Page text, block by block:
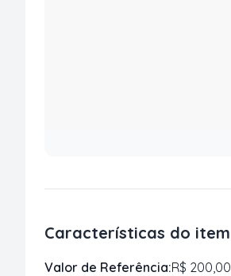
Características do item
Valor de Referência:R$ 200,00